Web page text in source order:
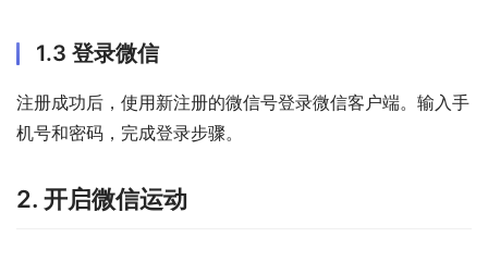
1.3 登录微信
注册成功后，使用新注册的微信号登录微信客户端。输入手
机号和密码，完成登录步骤。
2. 开启微信运动